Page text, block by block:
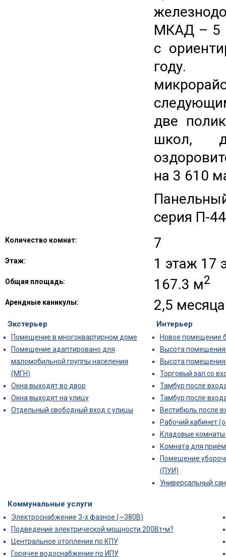
МКАД – 5
с
году.
две
школ,
на 3 610
серия П-
Количество комнат: 7
Этаж: 1 этаж 17
Общая площадь: 167.3 м2
Арендные каникулы: 2,5 месяца
Экстерьер
Помещение в многоквартирном доме
Помещение адаптировано для
маломобильной группы населения
(МГН)
Окна выходят во двор
Окна выходят на улицу
Отдельный свободный вход с улицы
Интерьер
Новое помещение
Высота
Высота
Торговый зал со
Тамбур после
Тамбур после
Вестибюль после
Рабочий кабинет
Кладовые комнаты
Комната для
Помещение
(ПУИ)
Универсальный
Коммунальные услуги
Электроснабжение 3-х фазное (~380В)
Подведение электрической мощности 200Вт•м?
Центральное отопление по КПУ
Горячее водоснабжение по ИПУ